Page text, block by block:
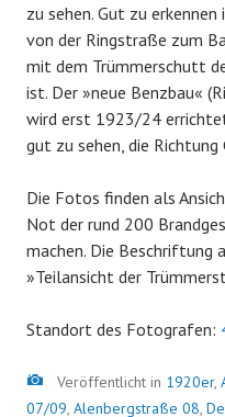
zu sehen. Gut zu
von der Ringstraße zum
mit dem Trümmerschutt
ist. Der »neue Benzbau«
wird erst 1923/24
gut zu sehen, die
Die Fotos finden als
Not der rund 200
machen. Die Beschriftung
»Teilansicht der
Standort des Fotografen:
Bild
Veröffentlicht in 1920er,
07/09 Alenbergstraße 08